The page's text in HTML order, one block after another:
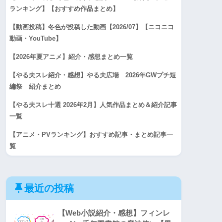
ランキング】【おすすめ作品まとめ】
【動画投稿】冬色が投稿した動画【2026/07】【ニコニコ
動画・YouTube】
【2026年夏アニメ】紹介・感想まとめ一覧
【やる夫スレ紹介・感想】やる夫広場 2026年GWプチ短
編祭 紹介まとめ
【やる夫スレ十選 2026年2月】人気作品まとめ＆紹介記事
一覧
【アニメ・PVランキング】おすすめ記事・まとめ記事一
覧
最近の投稿
【Web小説紹介・感想】フィンレ